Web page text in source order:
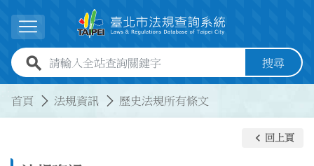
展開選單
全站查詢關鍵字欄位 搜尋
首頁 法規資訊 歷史法規所有條文
keyboard_arrow_left 回上頁